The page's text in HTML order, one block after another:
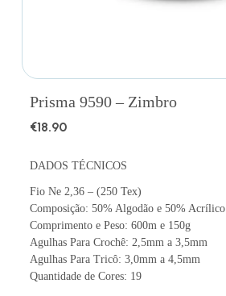
Prisma 9590 – Zimbro
€18.90
DADOS TÉCNICOS
Fio Ne 2,36 – (250 Tex)
Composição: 50% Algodão e 50% Acrílico
Comprimento e Peso: 600m e 150g
Agulhas Para Crochê: 2,5mm a 3,5mm
Agulhas Para Tricô: 3,0mm a 4,5mm
Quantidade de Cores: 19